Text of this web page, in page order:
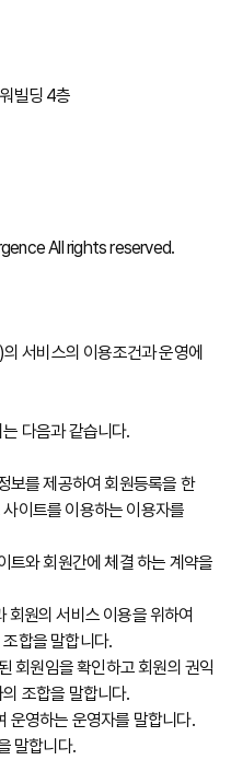
빌딩 4층
All rights reserved.
서비스의 이용조건과 운영에
다음과 같습니다.
보를 제공하여 회원등록을 한
이트를 이용하는 이용자를
트와 회원간에 체결 하는 계약을
원의 서비스 이용을 위하여
합을 말합니다.
회원임을 확인하고 회원의 권익
조합을 말합니다.
운영하는 운영자를 말합니다.
말합니다.